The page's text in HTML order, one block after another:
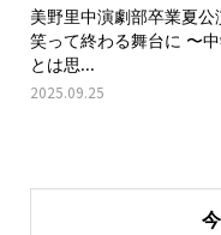
美野里中演劇部卒業夏
笑って終わる舞台に 〜
とは思...
2025.09.25